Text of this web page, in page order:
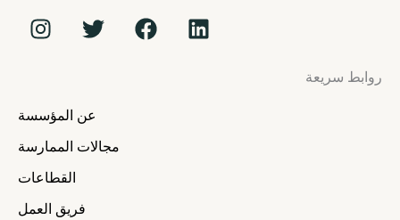
L
i
F
a
T
w
t
e
r
I
n
g
r
a
m
روابط سريعة
عن المؤسسة
مجالات الممارسة
القطاعات
فريق العمل